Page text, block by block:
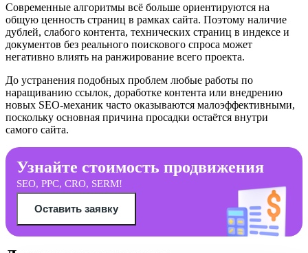
Современные алгоритмы всё больше ориентируются на
общую ценность страниц в рамках сайта. Поэтому наличие
дублей, слабого контента, технических страниц в индексе и
документов без реального поискового спроса может
негативно влиять на ранжирование всего проекта.
До устранения подобных проблем любые работы по
наращиванию ссылок, доработке контента или внедрению
новых SEO-механик часто оказываются малоэффективными,
поскольку основная причина просадки остаётся внутри
самого сайта.
Узнайте стоимость продвижения
SEO, PPC, CRO, SERM!
Оставить заявку